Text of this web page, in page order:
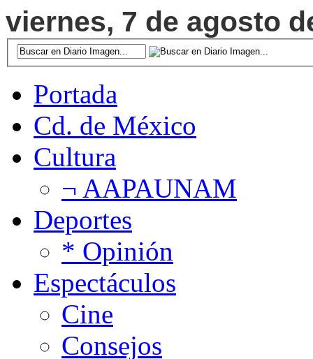
viernes, 7 de agosto
Portada
Cd. de México
Cultura
¬ AAPAUNAM
Deportes
* Opinión
Espectáculos
Cine
Consejos